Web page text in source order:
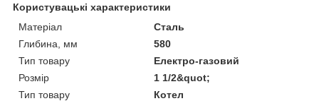
Користувацькі характеристики
Матеріал
Сталь
Глибина, мм
580
Тип товару
Електро-газовий
Розмір
1 1/2&quot;
Тип товару
Котел